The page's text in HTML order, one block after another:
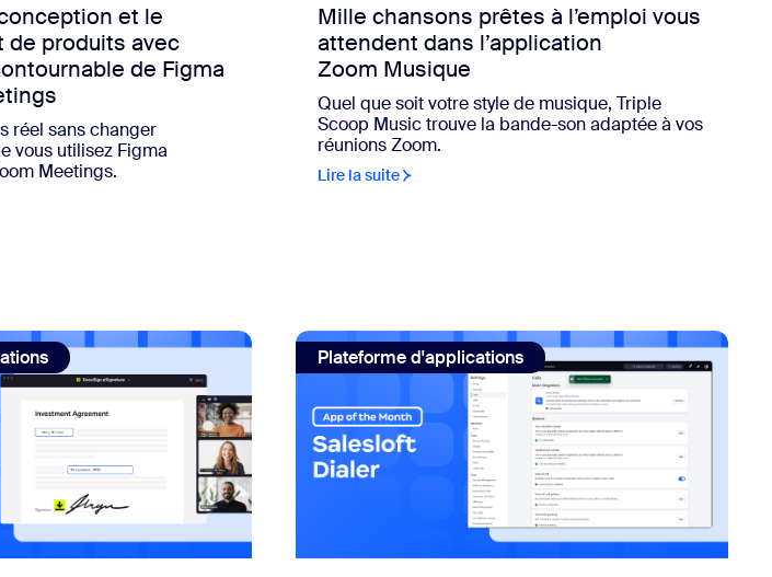
et le
produits avec
de Figma
réel sans changer
vous utilisez Figma
Meetings.
Mille chansons prêtes à l’emploi vous
attendent dans l’application
Zoom Musique
Quel que soit votre style de musique, Triple
Scoop Music trouve la bande-son adaptée à vos
réunions Zoom.
Lire la suite
en plus recherchée pour réduire les risques et améliorer la conformité
simple et sûr de gérer les signatures numériques, qui a transformé la façon dont les gens
view: Zoom Phone dans Salesloft pour améliorer
Plateforme d'applications